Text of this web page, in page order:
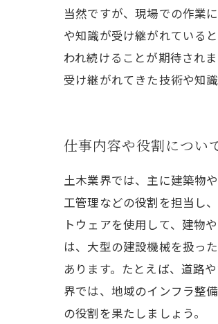
当然ですが、現場での作業
や知識が受け継がれている
われ続けることが期待され
受け継がれてきた技術や知
仕事内容や役割につい
土木業界では、主に建築物
工管理などの役割を担当し
トウェアを使用して、建物
は、大型の建設機械を扱っ
あります。たとえば、道路
界では、地域のインフラ整
の役割を果たしましょう。